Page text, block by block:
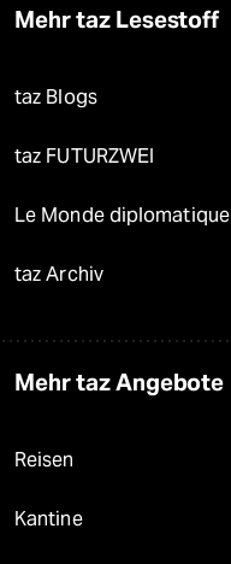
Mehr taz Lesestoff
taz Blogs
taz FUTURZWEI
Le Monde diplomatique
taz Archiv
Mehr taz Angebote
Reisen
Kantine